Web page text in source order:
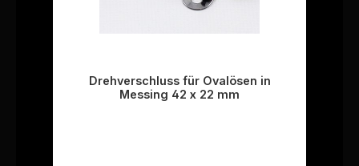
Drehverschluss für Ovalösen in
Messing 42 x 22 mm